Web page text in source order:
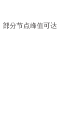
部分节点峰值可